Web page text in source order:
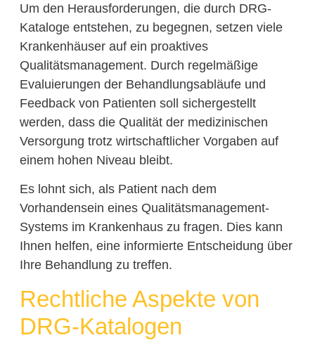
Um den Herausforderungen, die durch DRG-
Kataloge entstehen, zu begegnen, setzen viele
Krankenhäuser auf ein proaktives
Qualitätsmanagement. Durch regelmäßige
Evaluierungen der Behandlungsabläufe und
Feedback von Patienten soll sichergestellt
werden, dass die Qualität der medizinischen
Versorgung trotz wirtschaftlicher Vorgaben auf
einem hohen Niveau bleibt.
Es lohnt sich, als Patient nach dem
Vorhandensein eines Qualitätsmanagement-
Systems im Krankenhaus zu fragen. Dies kann
Ihnen helfen, eine informierte Entscheidung über
Ihre Behandlung zu treffen.
Rechtliche Aspekte von
DRG-Katalogen